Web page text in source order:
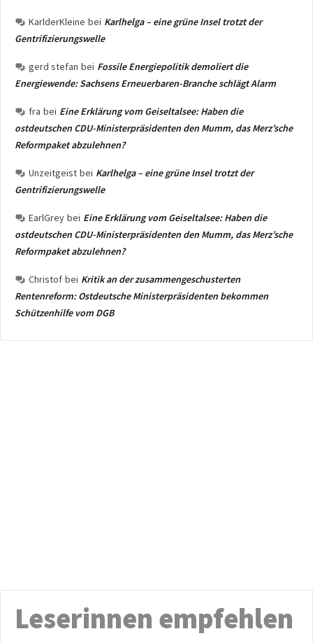
KarlderKleine bei Karlhelga – eine grüne Insel trotzt der
Gentrifizierungswelle
gerd stefan bei Fossile Energiepolitik demoliert die
Energiewende: Sachsens Erneuerbaren-Branche schlägt Alarm
fra bei Eine Erklärung vom Geiseltalsee: Haben die
ostdeutschen CDU-Ministerpräsidenten den Mumm, das Merz’sche
Reformpaket abzulehnen?
Unzeitgeist bei Karlhelga – eine grüne Insel trotzt der
Gentrifizierungswelle
EarlGrey bei Eine Erklärung vom Geiseltalsee: Haben die
ostdeutschen CDU-Ministerpräsidenten den Mumm, das Merz’sche
Reformpaket abzulehnen?
Christof bei Kritik an der zusammengeschusterten
Rentenreform: Ostdeutsche Ministerpräsidenten bekommen
Schützenhilfe vom DGB
Leserinnen empfehlen